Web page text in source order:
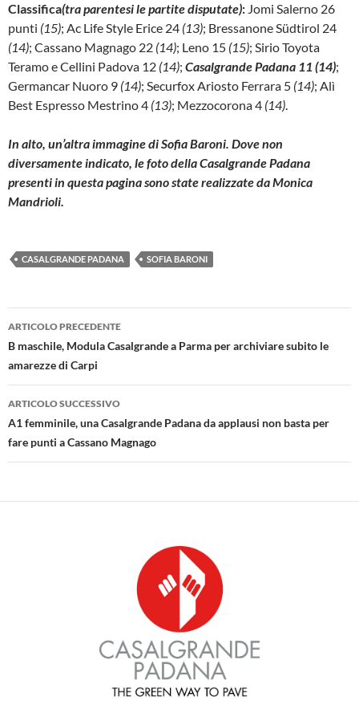
Classifica(tra parentesi le partite disputate): Jomi Salerno 26
punti (15); Ac Life Style Erice 24 (13); Bressanone Südtirol 24
(14); Cassano Magnago 22 (14); Leno 15 (15); Sirio Toyota
Teramo e Cellini Padova 12 (14); Casalgrande Padana 11 (14);
Germancar Nuoro 9 (14); Securfox Ariosto Ferrara 5 (14); Alì
Best Espresso Mestrino 4 (13); Mezzocorona 4 (14).
In alto, un’altra immagine di Sofia Baroni. Dove non
diversamente indicato, le foto della Casalgrande Padana
presenti in questa pagina sono state realizzate da Monica
Mandrioli.
CASALGRANDE PADANA SOFIA BARONI
Navigazione
articolo
ARTICOLO PRECEDENTE
B maschile, Modula Casalgrande a Parma per archiviare subito le
amarezze di Carpi
ARTICOLO SUCCESSIVO
A1 femminile, una Casalgrande Padana da applausi non basta per
fare punti a Cassano Magnago